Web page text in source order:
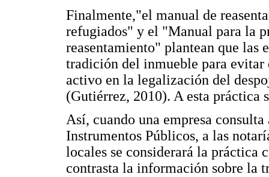
Finalmente,"el manual de
refugiados" y el "Manual para la
reasentamiento" plantean que las
tradición del inmueble para evitar
activo en la legalización del
(Gutiérrez, 2010). A esta práctica
Así, cuando una empresa
Instrumentos Públicos, a las
locales se considerará la práctica
contrasta la información sobre la